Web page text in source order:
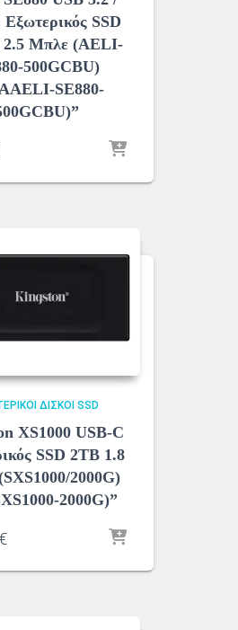
SSD
2.5 Μπλε (AELI-
500GCBU)
SE880-
ΔΊΣΚΟΙ SSD
XS1000 USB-C
SSD 2TB 1.8
2000G)
2000G)”
€